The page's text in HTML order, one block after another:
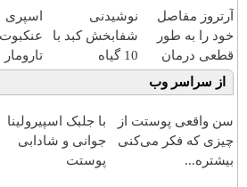
آرتروز مفاصل
خود را به طور
قطعی درمان
کنید!
◗پرسش‌نامه◖
نوشیدنی
شفابخش کبد با
10 گیاه
موثر(تخفیف تا
امشب)
اسپری
تارومار
عنکبوت
از سراسر وب
سن واقعی پوستت از
چیزی که فکر می‌کنی
بیشتره...
با جلبک اسپیرولینا
جوانی و شادابی
پوستت